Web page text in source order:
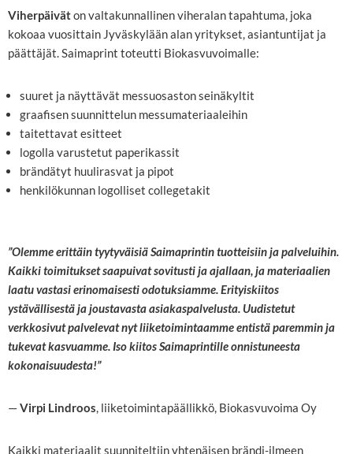
Viherpäiväton valtakunnallinen viheralan tapahtuma, joka
kokoaa vuosittain Jyväskylään alan yritykset, asiantuntijat ja
päättäjät. Saimaprint toteutti Biokasvuvoimalle:
suuret ja näyttävät messuosaston seinäkyltit
graafisen suunnittelun messumateriaaleihin
taitettavat esitteet
logolla varustetut paperikassit
brändätyt huulirasvat ja pipot
henkilökunnan logolliset collegetakit
”Olemme erittäin tyytyväisiä Saimaprintin tuotteisiin ja palveluihin.
Kaikki toimitukset saapuivat sovitusti ja ajallaan, ja materiaalien
laatu vastasi erinomaisesti odotuksiamme. Erityiskiitos
ystävällisestä ja joustavasta asiakaspalvelusta. Uudistetut
verkkosivut palvelevat nyt liiketoimintaamme entistä paremmin ja
tukevat kasvuamme. Iso kiitos Saimaprintille onnistuneesta
kokonaisuudesta!”
—Virpi Lindroos, liiketoimintapäällikkö, Biokasvuvoima Oy
Kaikki materiaalit suunniteltiin yhtenäisen brändi-ilmeen